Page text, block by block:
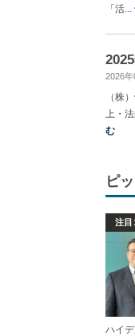
「活...
2026
（株
上・
む
ピ
注目
ハイ